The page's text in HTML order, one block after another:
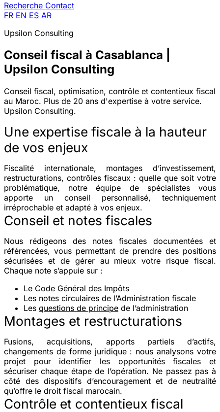
Recherche Contact
FR EN ES AR
Upsilon Consulting
Conseil fiscal à Casablanca |
Upsilon Consulting
Conseil fiscal, optimisation, contrôle et contentieux fiscal
au Maroc. Plus de 20 ans d'expertise à votre service.
Upsilon Consulting.
Une expertise fiscale à la hauteur
de vos enjeux
Fiscalité internationale, montages d’investissement,
restructurations, contrôles fiscaux : quelle que soit votre
problématique, notre équipe de spécialistes vous
apporte un conseil personnalisé, techniquement
irréprochable et adapté à vos enjeux.
Conseil et notes fiscales
Nous rédigeons des notes fiscales documentées et
référencées, vous permettant de prendre des positions
sécurisées et de gérer au mieux votre risque fiscal.
Chaque note s’appuie sur :
Le Code Général des Impôts
Les notes circulaires de l’Administration fiscale
Les questions de principe de l’administration
Montages et restructurations
Fusions, acquisitions, apports partiels d’actifs,
changements de forme juridique : nous analysons votre
projet pour identifier les opportunités fiscales et
sécuriser chaque étape de l’opération. Ne passez pas à
côté des dispositifs d’encouragement et de neutralité
qu’offre le droit fiscal marocain.
Contrôle et contentieux fiscal